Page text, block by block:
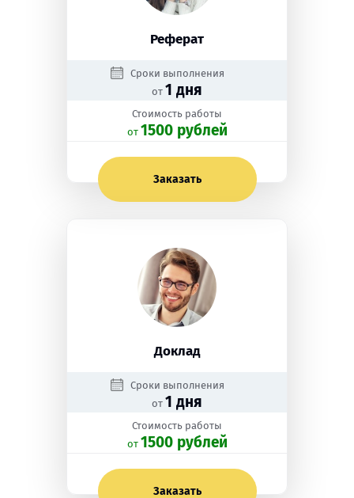
Реферат
Сроки выполнения
от 1 дня
Стоимость работы
oт 1500 рублей
Заказать
Доклад
Сроки выполнения
от 1 дня
Стоимость работы
oт 1500 рублей
Заказать